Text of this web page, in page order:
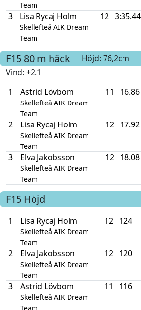
Team
3 Lisa Rycaj Holm
Skellefteå AIK Dream
Team
12 3:35.44
F15 80 m häck Höjd: 76,2cm
Vind: +2.1
1 Astrid Lövbom
Skellefteå AIK Dream
Team
11 16.86
2 Lisa Rycaj Holm
Skellefteå AIK Dream
Team
12 17.92
3 Elva Jakobsson
Skellefteå AIK Dream
Team
12 18.08
F15 Höjd
1 Lisa Rycaj Holm
Skellefteå AIK Dream
Team
12 124
2 Elva Jakobsson
Skellefteå AIK Dream
Team
12 120
3 Astrid Lövbom
Skellefteå AIK Dream
Team
11 116